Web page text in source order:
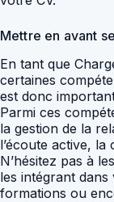
Mettre en avant
En tant que
certaines
est donc
Parmi ces
la gestion de la
l’écoute active,
N’hésitez pas à
les intégrant
formations ou